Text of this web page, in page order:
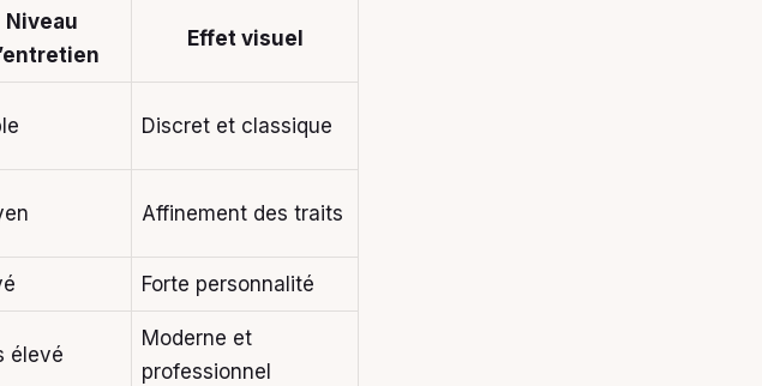
Niveau
Effet visuel
Discret et classique
Affinement des traits
Forte personnalité
élevé
Moderne et
professionnel